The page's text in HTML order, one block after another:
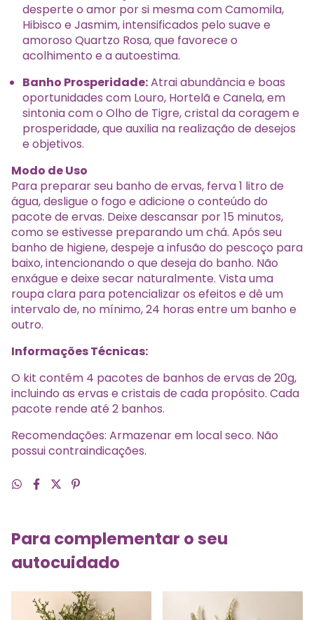
desperte o amor por si mesma com Camomila,
Hibisco e Jasmim, intensificados pelo suave e
amoroso Quartzo Rosa, que favorece o
acolhimento e a autoestima.
Banho Prosperidade:Atrai abundância e boas
oportunidades com Louro, Hortelã e Canela, em
sintonia com o Olho de Tigre, cristal da coragem e
prosperidade, que auxilia na realização de desejos
e objetivos.
Modo de Uso
Para preparar seu banho de ervas, ferva 1 litro de
água, desligue o fogo e adicione o conteúdo do
pacote de ervas. Deixe descansar por 15 minutos,
como se estivesse preparando um chá. Após seu
banho de higiene, despeje a infusão do pescoço para
baixo, intencionando o que deseja do banho. Não
enxágue e deixe secar naturalmente. Vista uma
roupa clara para potencializar os efeitos e dê um
intervalo de, no mínimo, 24 horas entre um banho e
outro.
Informações Técnicas:
O kit contém 4 pacotes de banhos de ervas de 20g,
incluindo as ervas e cristais de cada propósito. Cada
pacote rende até 2 banhos.
Recomendações: Armazenar em local seco. Não
possui contraindicações.
Para complementar o seu
autocuidado